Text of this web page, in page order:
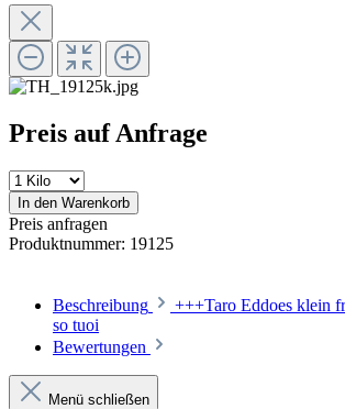
Preis auf Anfrage
In den Warenkorb
Preis anfragen
Produktnummer: 19125
Beschreibung
+++Taro Eddoes klein
so tuoi
Bewertungen
Menü schließen